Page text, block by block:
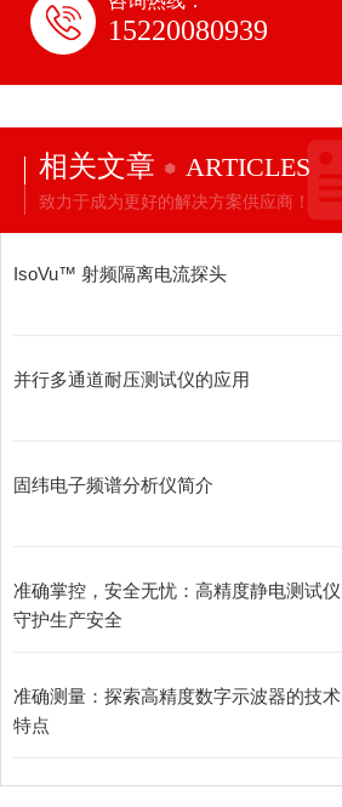
15220080939
相关文章 ARTICLES
致力于成为更好的解决方案供应商！
IsoVu™ 射频隔离电流探头
并行多通道耐压测试仪的应用
固纬电子频谱分析仪简介
准确掌控，安全无忧：高精度静电测试仪
守护生产安全
准确测量：探索高精度数字示波器的技术
特点